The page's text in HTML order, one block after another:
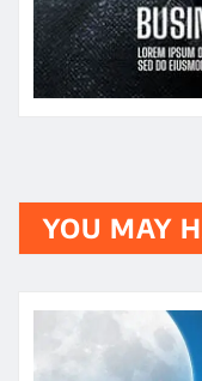
YOU MAY